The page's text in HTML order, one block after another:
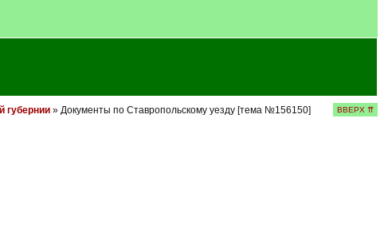
губернии» Документы по Ставропольскому уезду [тема №156150] ВВЕРХ ⇈